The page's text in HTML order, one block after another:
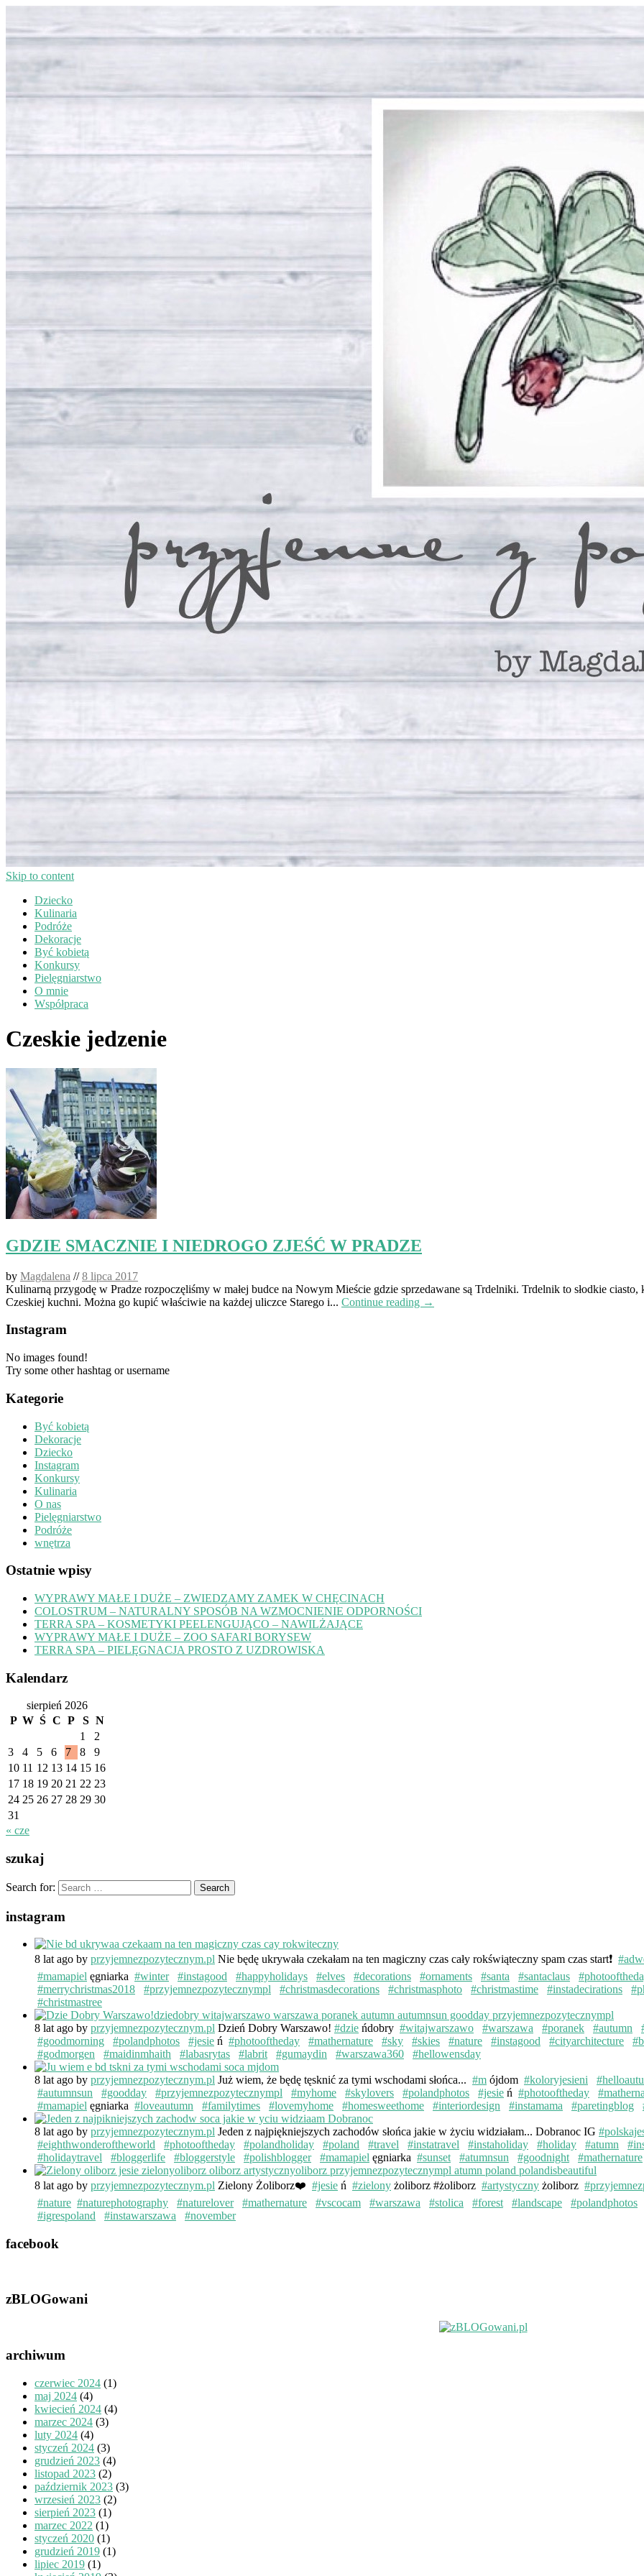
Skip to content
Dziecko
Kulinaria
Podróże
Dekoracje
Być kobietą
Konkursy
Pielęgniarstwo
O mnie
Współpraca
Czeskie jedzenie
GDZIE SMACZNIE I NIEDROGO ZJEŚĆ W PRADZE
by Magdalena //8 lipca 2017
Kulinarną przygodę w Pradze rozpoczęliśmy w małej budce na Nowym Mieście gdzie sprzedawane są Trdelniki. Trdelnik to słodkie ciasto,
Czeskiej kuchni. Można go kupić właściwie na każdej uliczce Starego i... Continue reading →
Instagram
No images found!
Try some other hashtag or username
Kategorie
Być kobietą
Dekoracje
Dziecko
Instagram
Konkursy
Kulinaria
O nas
Pielęgniarstwo
Podróże
wnętrza
Ostatnie wpisy
WYPRAWY MAŁE I DUŻE – ZWIEDZAMY ZAMEK W CHĘCINACH
COLOSTRUM – NATURALNY SPOSÓB NA WZMOCNIENIE ODPORNOŚCI
TERRA SPA – KOSMETYKI PEELENGUJĄCO – NAWILŻAJĄCE
WYPRAWY MAŁE I DUŻE – ZOO SAFARI BORYSEW
TERRA SPA – PIELĘGNACJA PROSTO Z UZDROWISKA
Kalendarz
sierpień 2026
P W Ś C P S N
1
2
3
4 5 6 7 8
9
10 11 12 13 14 15 16
17 18 19 20 21 22 23
24 25 26 27 28 29 30
31
« cze
szukaj
Search for:
instagram
8 lat ago by przyjemnezpozytecznym.pl Nie będę ukrywała czekałam na ten magiczny czas cały rokświąteczny spam czas start❗️
#mamapiel ęgniarka #winter #instagood #happyholidays #elves #decorations #ornaments #santa #santaclaus
#merrychristmas2018
#przyjemnezpozytecznympl #christmasdecorations #christmasphoto #christmastime #instadecirations
#christmastree
8 lat ago by przyjemnezpozytecznym.pl Dzień Dobry Warszawo! #dzie ńdobry #witajwarszawo #warszawa #poranek #autumn
#goodmorning
#polandphotos #jesie ń #photooftheday #mathernature #sky #skies #nature #instagood #cityarchitecture
#godmorgen
#maidinmhaith #labasrytas #labrit #gumaydin #warszawa360 #hellowensday
8 lat ago by przyjemnezpozytecznym.pl Już wiem, że będę tęsknić za tymi wschodami słońca... #m ójdom #koloryjesieni
#autumnsun
#goodday #przyjemnezpozytecznympl #myhome #skylovers #polandphotos #jesie ń #photooftheday
#mamapiel ęgniarka #loveautumn #familytimes #lovemyhome #homesweethome #interiordesign #instamama #paretingblog
8 lat ago by przyjemnezpozytecznym.pl Jeden z najpiękniejszych zachodów słońca jakie w życiu widziałam... Dobranoc IG
#eighthwonderoftheworld
#photooftheday #polandholiday #poland #travel #instatravel #instaholiday #holiday #atumn
#holidaytravel
#bloggerlife #bloggerstyle #polishblogger #mamapiel ęgniarka #sunset #atumnsun #goodnight #mathernature
8 lat ago by przyjemnezpozytecznym.pl Zielony Żoliborz❤️ #jesie ń #zielony żoliborz #żoliborz #artystyczny żoliborz
#nature #naturephotography #naturelover #mathernature #vscocam #warszawa #stolica #forest #landscape #polandphotos
#igrespoland
#instawarszawa #november
facebook
zBLOGowani
archiwum
czerwiec 2024 (1)
maj 2024 (4)
kwiecień 2024 (4)
marzec 2024 (3)
luty 2024 (4)
styczeń 2024 (3)
grudzień 2023 (4)
listopad 2023 (2)
październik 2023 (3)
wrzesień 2023 (2)
sierpień 2023 (1)
marzec 2022 (1)
styczeń 2020 (1)
grudzień 2019 (1)
lipiec 2019 (1)